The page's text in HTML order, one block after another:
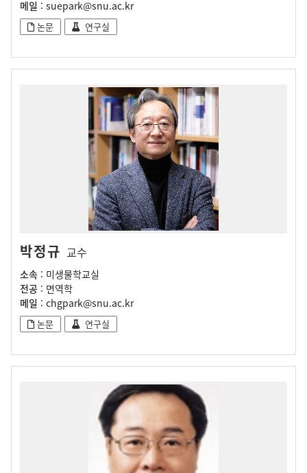
메일 : suepark@snu.ac.kr
논문 연구실
박정규 교수
소속 : 미생물학교실
전공 : 면역학
메일 : chgpark@snu.ac.kr
논문 연구실